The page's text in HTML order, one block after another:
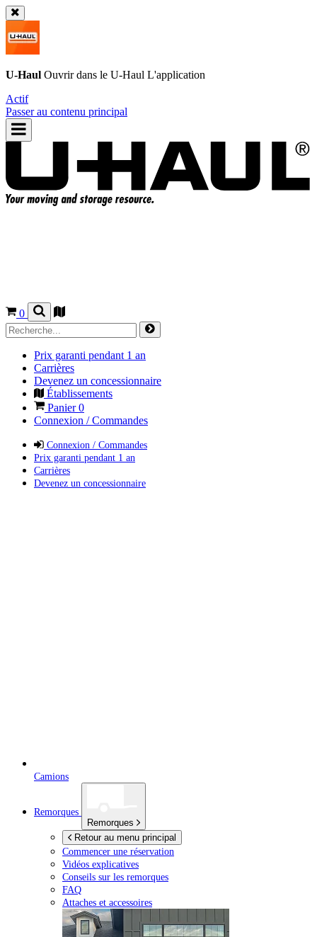
U-Haul Ouvrir dans le U-Haul L'application
Actif
Passer au contenu principal
0
Prix garanti pendant 1 an
Carrières
Devenez un concessionnaire
Établissements
Panier0
Connexion / Commandes
Connexion / Commandes
Prix garanti pendant 1 an
Carrières
Devenez un concessionnaire
Camions
Remorques
Remorques
Retour au menu principal
Commencer une réservation
Vidéos explicatives
Conseils sur les remorques
FAQ
Attaches et accessoires